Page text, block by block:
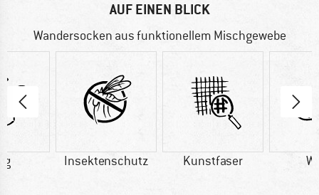
AUF EINEN BLICK
Wandersocken aus funktionellem Mischgewebe
g Insektenschutz Kunstfaser